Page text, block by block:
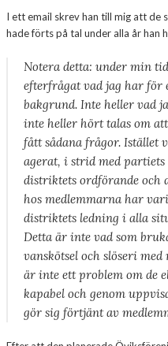
I ett email skrev han till mig att de
hade förts på tal under alla år han
Notera detta: under min
efterfrågat vad jag har
bakgrund. Inte heller vad
inte heller hört talas om
fått sådana frågor. Istället
agerat, i strid med
distriktets ordförande och
hos medlemmarna har
distriktets ledning i alla
Detta är inte vad som
vanskötsel och slöseri
är inte ett problem om de
kapabel och genom
gör sig förtjänt av